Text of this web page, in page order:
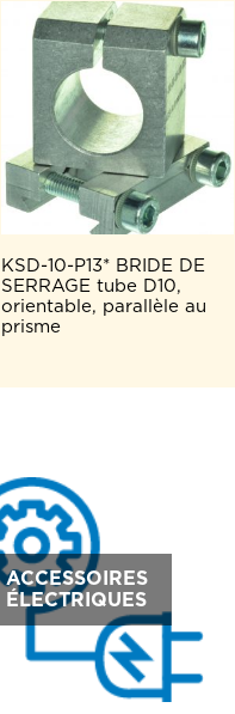
KSD-10-P13* BRIDE DE
SERRAGE tube D10,
orientable, parallèle au
prisme
ACCESSOIRES
ÉLECTRIQUES